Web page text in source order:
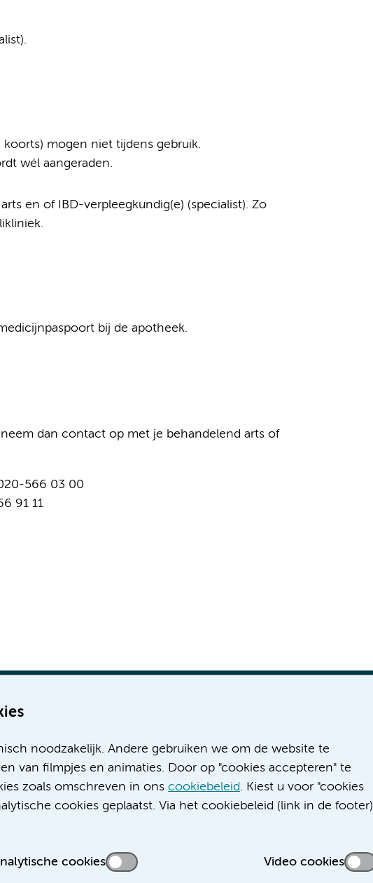
koorts) mogen niet tijdens gebruik.
wél aangeraden.
en of IBD-verpleegkundig(e) (specialist). Zo
bij de apotheek.
dan contact op met je behandelend arts of
566 03 00
91 11
noodzakelijk. Andere gebruiken we om de website te
van filmpjes en animaties. Door op "cookies accepteren" te
zoals omschreven in ons cookiebeleid. Kiest u voor "cookies
cookies geplaatst. Via het cookiebeleid (link in de footer)
cookies Video cookies
Meer Amsterdam UMC websites:
Werken bij Amsterdam UMC
Over Amsterdam UMC
Educatie locatie AMC